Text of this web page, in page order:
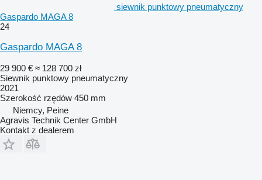
siewnik punktowy pneumatyczny
Gaspardo MAGA 8
24
Gaspardo MAGA 8
29 900 € ≈ 128 700 zł
Siewnik punktowy pneumatyczny
2021
Szerokość rzędów 450 mm
Niemcy, Peine
Agravis Technik Center GmbH
Kontakt z dealerem